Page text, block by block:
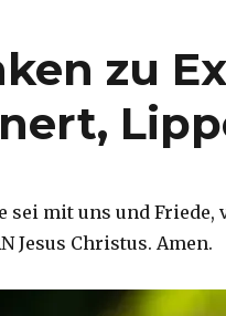
zu
sei mit uns und
Jesus Christus. Amen.